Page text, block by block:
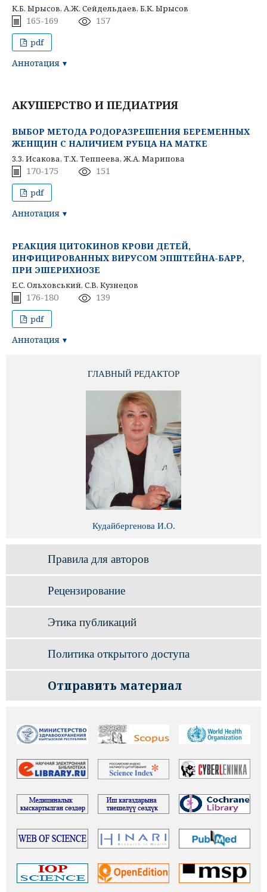
К.Б. Ырысов, А.Ж. Сейдельдаев, Б.К. Ырысов
165-169 157
pdf
Аннотация
АКУШЕРСТВО И ПЕДИАТРИЯ
ВЫБОР МЕТОДА РОДОРАЗРЕШЕНИЯ БЕРЕМЕННЫХ
ЖЕНЩИН С НАЛИЧИЕМ РУБЦА НА МАТКЕ
3.3. Исакова, Т.Х. Теппеева, Ж.А. Марипова
170-175 151
pdf
Аннотация
РЕАКЦИЯ ЦИТОКИНОВ КРОВИ ДЕТЕЙ,
ИНФИЦИРОВАННЫХ ВИРУСОМ ЭПШТЕЙНА-БАРР,
ПРИ ЭШЕРИХИОЗЕ
Е.С. Ольховський, С.В. Кузнецов
176-180 139
pdf
Аннотация
ГЛАВНЫЙ РЕДАКТОР
Кудайбергенова И.О.
Правила для авторов
Рецензирование
Этика публикаций
Политика открытого доступа
Отправить материал